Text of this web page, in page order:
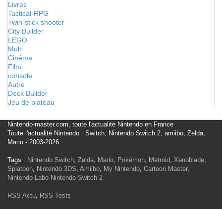
Livres
Tactical-RPG
Twin-stick shooter
City Builder
LEGO
Multi
Cinéma
Film
console
Autre
Deck Builder
Jeu de plateau
Nintendo-master.com, toute l'actualité Nintendo en France
Toute l'actualité Nintendo : Switch, Nintendo Switch 2, amiibo, Zelda,
Mario - 2003-2026
Tags : Nintendo Switch, Zelda, Mario, Pokémon, Metroid, Xenoblade,
Splatoon, Nintendo 3DS, Amiibo, My Nintendo, Cartoon Master,
Nintendo Labo Nintendo Switch 2
RSS Actu, RSS Tests